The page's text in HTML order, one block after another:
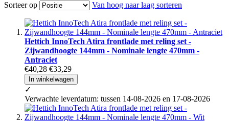
Sorteer op
Van hoog naar laag sorteren
Hettich InnoTech Atira frontlade met reling set -
Zijwandhoogte 144mm - Nominale lengte 470mm -
Antraciet
€40,28 €33,29
In winkelwagen
✓
Verwachte leverdatum: tussen 14-08-2026 en 17-08-2026